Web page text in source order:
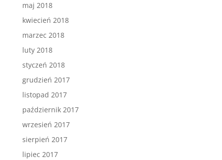
maj 2018
kwiecień 2018
marzec 2018
luty 2018
styczeń 2018
grudzień 2017
listopad 2017
październik 2017
wrzesień 2017
sierpień 2017
lipiec 2017